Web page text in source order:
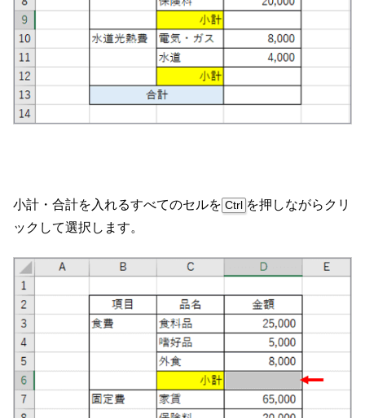
小計・合計を入れるすべてのセルを Ctrl を押しながらクリ
ックして選択します。